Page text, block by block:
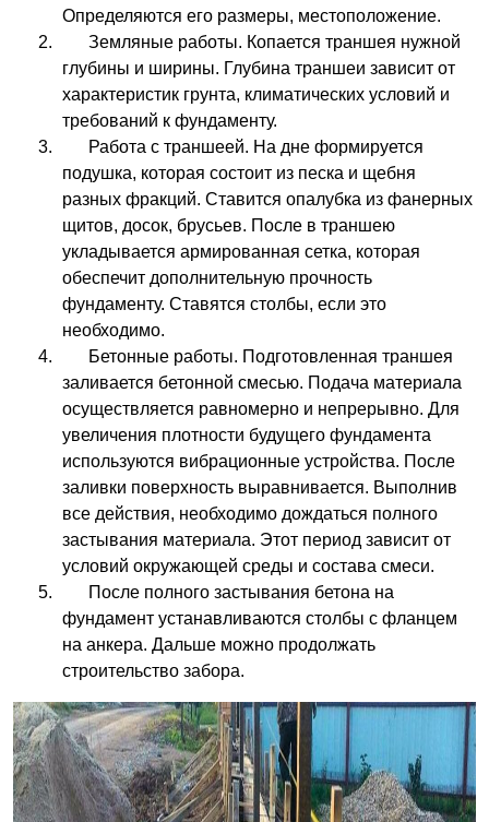
Определяются его размеры, местоположение.
Земляные работы. Копается траншея нужной
глубины и ширины. Глубина траншеи зависит от
характеристик грунта, климатических условий и
требований к фундаменту.
Работа с траншеей. На дне формируется
подушка, которая состоит из песка и щебня
разных фракций. Ставится опалубка из фанерных
щитов, досок, брусьев. После в траншею
укладывается армированная сетка, которая
обеспечит дополнительную прочность
фундаменту. Ставятся столбы, если это
необходимо.
Бетонные работы. Подготовленная траншея
заливается бетонной смесью. Подача материала
осуществляется равномерно и непрерывно. Для
увеличения плотности будущего фундамента
используются вибрационные устройства. После
заливки поверхность выравнивается. Выполнив
все действия, необходимо дождаться полного
застывания материала. Этот период зависит от
условий окружающей среды и состава смеси.
После полного застывания бетона на
фундамент устанавливаются столбы с фланцем
на анкера. Дальше можно продолжать
строительство забора.